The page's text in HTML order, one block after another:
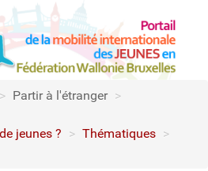
> Partir à l'étranger >
jeunes ? > Thématiques >